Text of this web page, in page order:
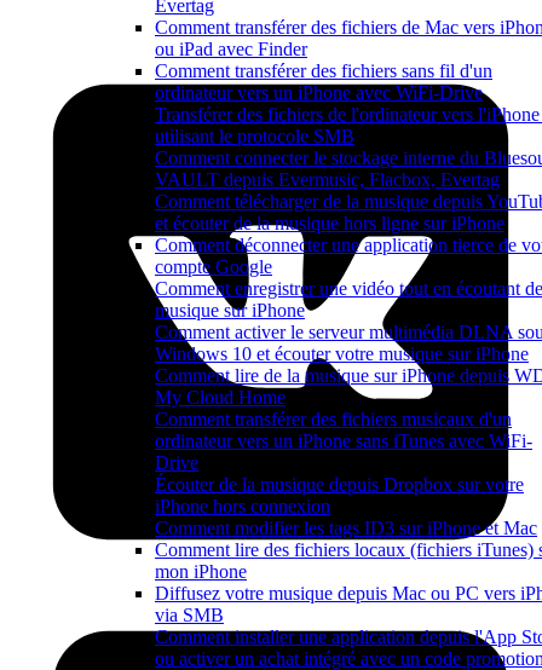
Evertag
Comment transférer des fichiers de Mac vers
ou iPad avec Finder
Comment transférer des fichiers sans fil d'un
ordinateur vers un iPhone avec WiFi-Drive
Transférer des fichiers de l'ordinateur vers
utilisant le protocole SMB
Comment connecter le stockage interne du
VAULT depuis Evermusic, Flacbox, Evertag
Comment télécharger de la musique depuis
et écouter de la musique hors ligne sur iPhone
Comment déconnecter une application tierce de
compte Google
Comment enregistrer une vidéo tout en écoutant
musique sur iPhone
Comment activer le serveur multimédia DLNA
Windows 10 et écouter votre musique sur iPhone
Comment lire de la musique sur iPhone depuis
My Cloud Home
Comment transférer des fichiers musicaux d'un
ordinateur vers un iPhone sans iTunes avec WiFi-
Drive
Écouter de la musique depuis Dropbox sur votre
iPhone hors connexion
Comment modifier les tags ID3 sur iPhone et Mac
Comment lire des fichiers locaux (fichiers iTunes)
mon iPhone
Diffusez votre musique depuis Mac ou PC vers
via SMB
Comment installer une application depuis l'App
ou activer un achat intégré avec un code